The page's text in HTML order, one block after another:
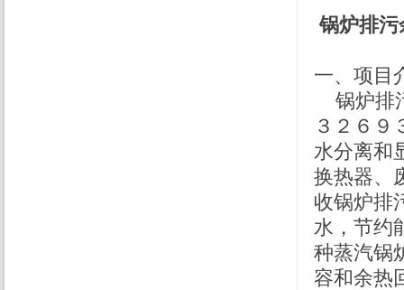
锅炉排
一、项目
锅炉排
３２６９
水分离和
换热器、
收锅炉排
水，节约
种蒸汽锅
容和余热